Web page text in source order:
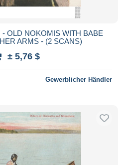
OLD NOKOMIS WITH BABE
ARMS - (2 SCANS)
± 5,76 $
Gewerblicher Händler